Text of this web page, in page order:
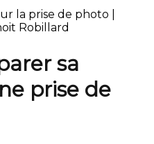
la prise de photo |
Robillard
sa
prise de